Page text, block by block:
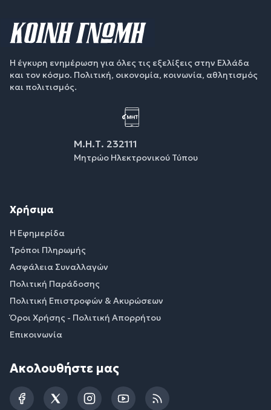
Η έγκυρη ενημέρωση για όλες τις εξελίξεις στην Ελλάδα
και τον κόσμο. Πολιτική, οικονομία, κοινωνία, αθλητισμός
και πολιτισμός.
Μ.Η.Τ. 232111
Μητρώο Ηλεκτρονικού Τύπου
Χρήσιμα
Η Εφημερίδα
Τρόποι Πληρωμής
Ασφάλεια Συναλλαγών
Πολιτική Παράδοσης
Πολιτική Επιστροφών & Ακυρώσεων
Όροι Χρήσης - Πολιτική Απορρήτου
Επικοινωνία
Ακολουθήστε μας
FacebookTwitterInstagramYouTubeRSS